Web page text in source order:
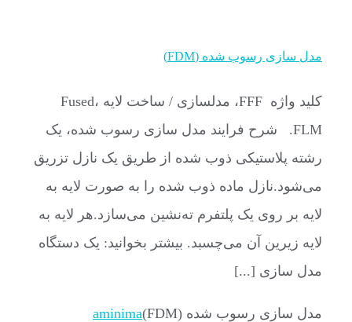
مدل سازی رسوب شده (FDM)
کلید واژه FFF، مدلسازی / ساخت لایه Fused،
FLM. شرح فرایند مدل سازی رسوب شده، یک
رشته پلاستیکی ذوب شده از طریق یک نازل تزریق
می‌شود.نازل ماده ذوب شده را به صورت لایه به
لایه بر روی یک پلتفرم ته‌نشین می‌سازد.هر لایه به
لایه زیرین آن می‌چسبد. بیشتر بخوانید: یک دستگاه
مدل سازی [...]
مدل سازی رسوب شده (FDM) aminima